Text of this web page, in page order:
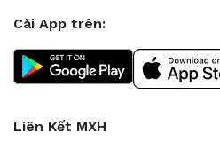
Cài App trên:
Liên Kết MXH